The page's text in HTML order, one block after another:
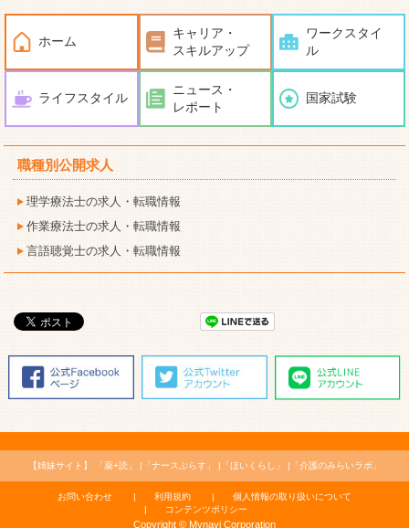
ホーム
キャリア・
スキルアップ
ワークスタイ
ル
ライフスタイル
ニュース・
レポート
国家試験
職種別公開求人
理学療法士の求人・転職情報
作業療法士の求人・転職情報
言語聴覚士の求人・転職情報
【姉妹サイト】 「薬+読」 「ナースぷらす」 「ほいくらし」 「介護のみらいラボ」
お問い合わせ 利用規約
個人情報の取り扱いについて
コンテンツポリシー
Copyright © Mynavi Corporation